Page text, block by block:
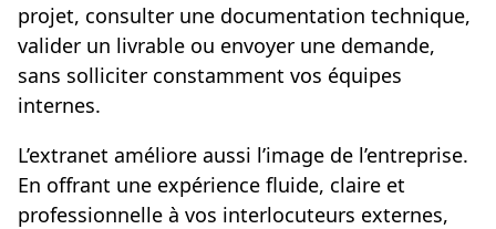
projet, consulter une documentation technique,
valider un livrable ou envoyer une demande,
sans solliciter constamment vos équipes
internes.
L’extranet améliore aussi l’image de l’entreprise.
En offrant une expérience fluide, claire et
professionnelle à vos interlocuteurs externes,